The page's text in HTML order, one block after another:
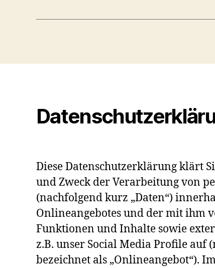
Diese Datenschutzerklärung klärt
und Zweck der Verarbeitung von
(nachfolgend kurz „Daten“)
Onlineangebotes und der mit ihm
Funktionen und Inhalte sowie
z.B. unser Social Media Profile auf
bezeichnet als „Onlineangebot“).